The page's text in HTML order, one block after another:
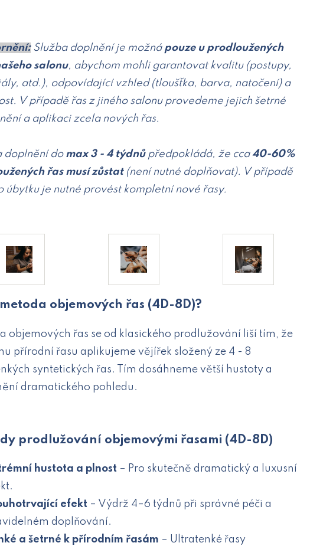
Služba doplnění je možná pouze u prodloužených
salonu, abychom mohli garantovat kvalitu (postupy,
atd.), odpovídající vzhled (tloušťka, barva, natočení) a
V případě řas z jiného salonu provedeme jejich šetrné
a aplikaci zcela nových řas.
doplnění do max 3 - 4 týdnůpředpokládá, že cca40-60%
řas musí zůstat(není nutné doplňovat). V případě
úbytku je nutné provést kompletní nové řasy.
objemových řas (4D-8D)?
objemových řas se od klasického prodlužování liší tím, že
přírodní řasu aplikujeme vějířek složený ze 4 - 8
syntetických řas. Tím dosáhneme větší hustoty a
dramatického pohledu.
prodlužování objemovými řasami (4D-8D)
hustota a plnost – Pro skutečně dramatický a luxusní
efekt – Výdrž 4–6 týdnů při správné péči a
doplňování.
a šetrné k přírodním řasám – Ultratenké řasy